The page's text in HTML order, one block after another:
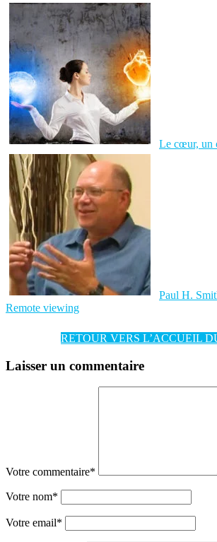
Le cœur, un
Paul H.
Remote viewing
RETOUR VERS L’ACCUEIL
Laisser un commentaire
Votre commentaire*
Votre nom*
Votre email*